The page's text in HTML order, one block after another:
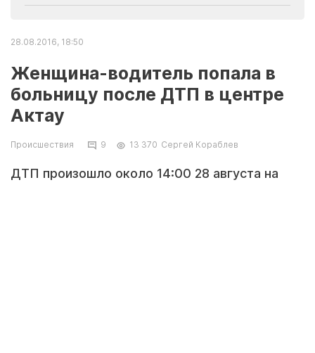
28.08.2016, 18:50
Женщина-водитель попала в
больницу после ДТП в центре
Актау
Происшествия 9 13 370 Сергей Кораблев
ДТП произошло около 14:00 28 августа на